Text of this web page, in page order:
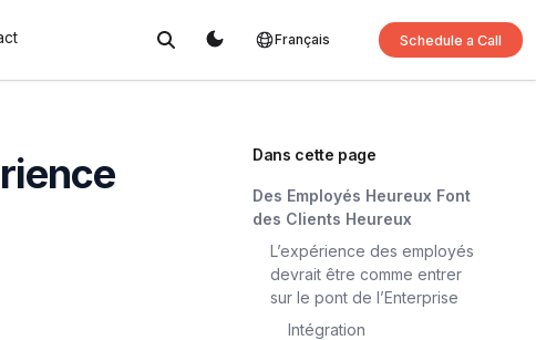
Français Schedule a Call
Dans cette page
Des Employés Heureux Font
des Clients Heureux
L’expérience des employés
devrait être comme entrer
sur le pont de l’Enterprise
Intégration